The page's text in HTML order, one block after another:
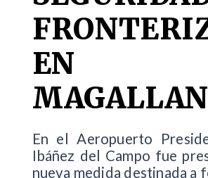
EN
En el Aeropuerto
Ibáñez del Campo fue
nueva medida destinada a